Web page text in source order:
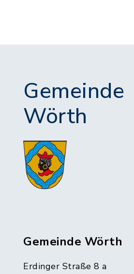
Gemeinde
Wörth
Gemeinde Wörth
Erdinger Straße 8 a